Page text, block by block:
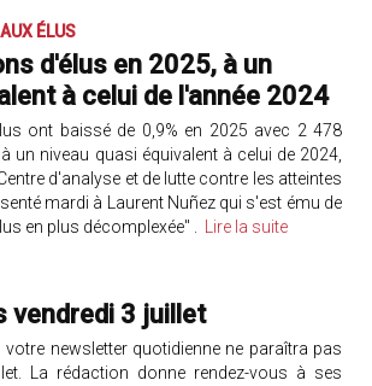
ÉLUS
d'élus en 2025, à un
à celui de l'année 2024
ont baissé de 0,9% en 2025 avec 2 478
un niveau quasi équivalent à celui de 2024,
d'analyse et de lutte contre les atteintes
mardi à Laurent Nuñez qui s'est ému de
en plus décomplexée" .
Lire la suite
vendredi 3 juillet
votre newsletter quotidienne ne paraîtra pas
La rédaction donne rendez-vous à ses